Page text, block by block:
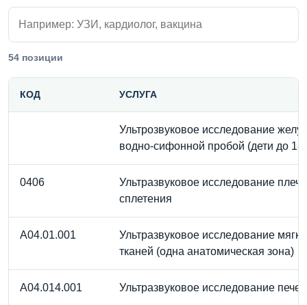
Поиск внутри прайса
54 позиции
КОД УСЛУГА
Ультрозвуковое исследование
водно-сифонной пробой (дети до 18
0406
Ультразвуковое исследование
сплетения
A04.01.001
Ультразвуковое исследование
тканей (одна анатомическая зона)
A04.014.001 Ультразвуковое исследование